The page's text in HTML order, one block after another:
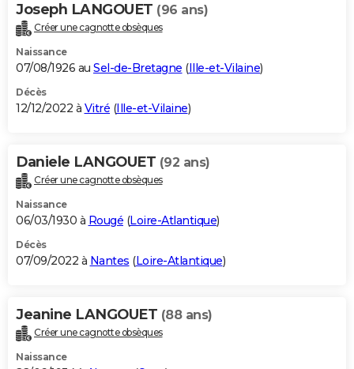
Joseph LANGOUET (96 ans)
Créer une cagnotte obsèques
Naissance
07/08/1926 au Sel-de-Bretagne (Ille-et-Vilaine)
Décès
12/12/2022 à Vitré (Ille-et-Vilaine)
Daniele LANGOUET (92 ans)
Créer une cagnotte obsèques
Naissance
06/03/1930 à Rougé (Loire-Atlantique)
Décès
07/09/2022 à Nantes (Loire-Atlantique)
Jeanine LANGOUET (88 ans)
Créer une cagnotte obsèques
Naissance